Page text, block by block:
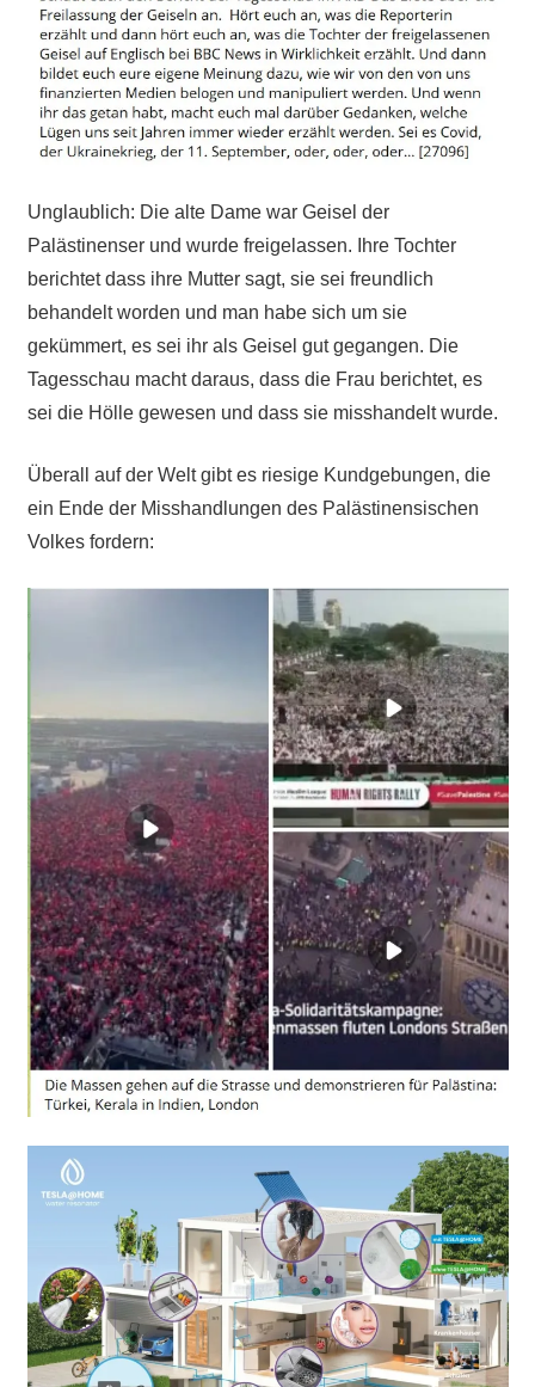
Unglaublich: Die alte Dame war Geisel der
Palästinenser und wurde freigelassen. Ihre Tochter
berichtet dass ihre Mutter sagt, sie sei freundlich
behandelt worden und man habe sich um sie
gekümmert, es sei ihr als Geisel gut gegangen. Die
Tagesschau macht daraus, dass die Frau berichtet, es
sei die Hölle gewesen und dass sie misshandelt wurde.
Überall auf der Welt gibt es riesige Kundgebungen, die
ein Ende der Misshandlungen des Palästinensischen
Volkes fordern: